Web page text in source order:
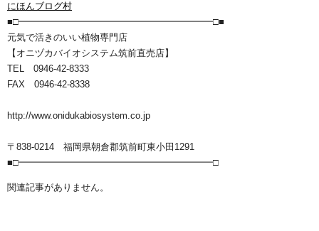
にほんブログ村
■□━━━━━━━━━━━━━━━━━━━━━□■
元気で活きのいい植物専門店
【オニヅカバイオシステム筑前直売店】
TEL 0946-42-8333
FAX 0946-42-8338
http://www.onidukabiosystem.co.jp
〒838-0214 福岡県朝倉郡筑前町東小田1291
■□━━━━━━━━━━━━━━━━━━━━━□
関連記事がありません。